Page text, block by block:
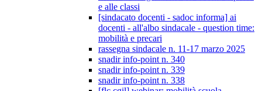
e alle classi
[sindacato docenti - sadoc informa] ai
docenti - all'albo sindacale - question time:
mobilità e precari
rassegna sindacale n. 11-17 marzo 2025
snadir info-point n. 340
snadir info-point n. 339
snadir info-point n. 338